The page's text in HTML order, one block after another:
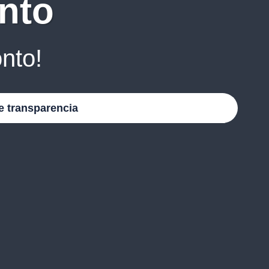
transparencia